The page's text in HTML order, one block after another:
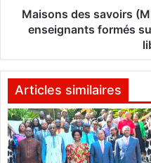
l
r
o
g
r
o
s
(
M
D
Maisons des savoirs
enseignants formés
Articles similaires